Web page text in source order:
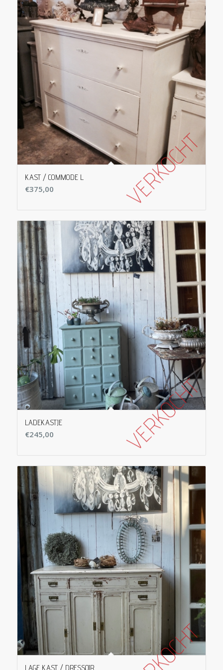
KAST / COMMODE L
€375,00
LADEKASTJE
€245,00
LAGE KAST / DRESSOIR